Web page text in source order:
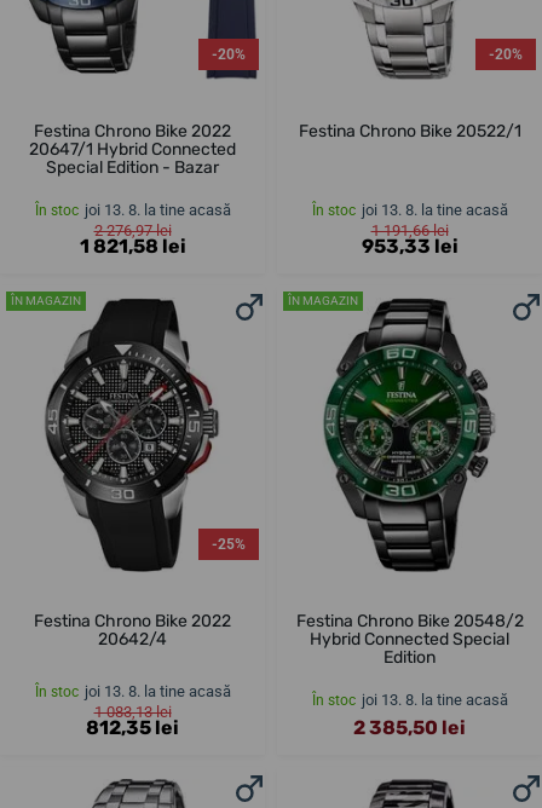
-20%
Festina Chrono Bike 2022
20647/1 Hybrid Connected
Special Edition - Bazar
În stoc joi 13. 8. la tine acasă
2 276,97 lei
1 821,58 lei
-20%
Festina Chrono Bike 20522/1
În stoc joi 13. 8. la tine acasă
1 191,66 lei
953,33 lei
ÎN MAGAZIN
-25%
Festina Chrono Bike 2022
20642/4
În stoc joi 13. 8. la tine acasă
1 083,13 lei
812,35 lei
ÎN MAGAZIN
Festina Chrono Bike 20548/2
Hybrid Connected Special
Edition
În stoc joi 13. 8. la tine acasă
2 385,50 lei